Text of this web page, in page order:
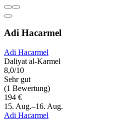
Adi Hacarmel
Adi Hacarmel
Daliyat al-Karmel
8,0/10
Sehr gut
(1 Bewertung)
194 €
15. Aug.–16. Aug.
Adi Hacarmel